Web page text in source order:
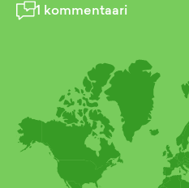
1 kommentaari